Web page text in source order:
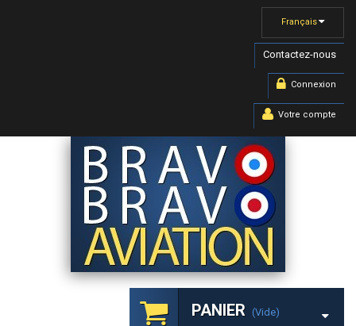
Français
Contactez-nous
Connexion
Votre compte
PANIER (vide)